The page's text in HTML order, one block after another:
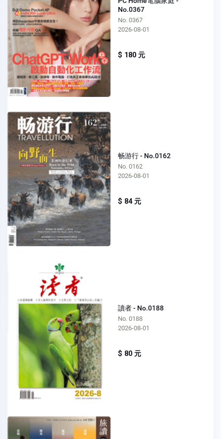
No.0367
No. 0367
2026-08-01
$ 180 元
畅游行 - No.0162
No. 0162
2026-08-01
$ 84 元
讀者 - No.0188
No. 0188
2026-08-01
$ 80 元